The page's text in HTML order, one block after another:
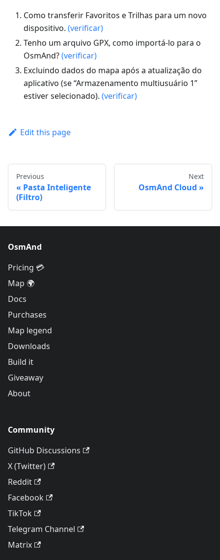
Como transferir Favoritos e Trilhas para um novo
dispositivo. (verificar)
Tenho um arquivo GPX, como importá-lo para o
OsmAnd?(verificar)
Excluindo dados do mapa após a atualização do
aplicativo (se “Armazenamento multiusuário 1”
estiver selecionado). (verificar)
Edit this page
Previous
Pasta Inteligente
(Filtro)
Next
OsmAnd Cloud
OsmAnd
Pricing 💳
Map 🌍
Docs
Purchases
Map legend
Downloads
Build it
Giveaway
About
Community
GitHub Discussions
X (Twitter)
Reddit
Facebook
TikTok
Telegram Channel
Matrix